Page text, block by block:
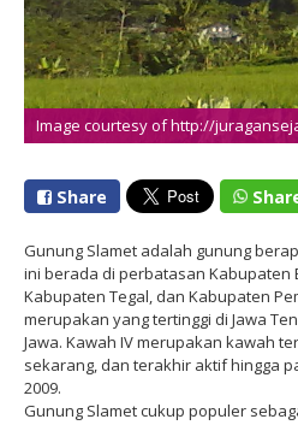
Image courtesy of http://
Share
Gunung Slamet adalah gunung
ini berada di perbatasan Kabupaten
Kabupaten Tegal, dan Kabupaten
merupakan yang tertinggi di Jawa
Jawa. Kawah IV merupakan kawah
sekarang, dan terakhir aktif hingga
2009.
Gunung Slamet cukup populer